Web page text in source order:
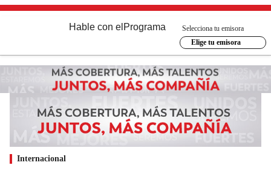
Hable con el Programa
Selecciona tu emisora
Elige tu emisora
Internacional